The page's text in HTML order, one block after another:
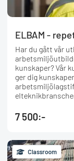
ELBAM -
Har du gått vår
kunskaper? Vår
ger dig
7 500:-
Classroom